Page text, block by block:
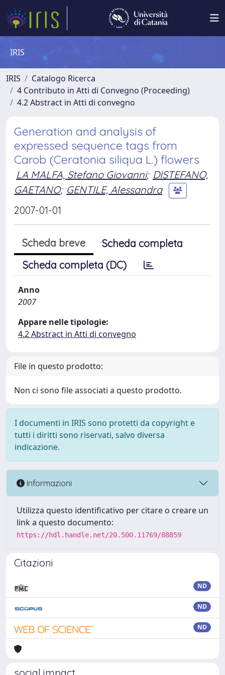
IRIS
IRIS
Catalogo Ricerca
4 Contributo in Atti di Convegno (Proceeding)
4.2 Abstract in Atti di convegno
Generation and analysis of
expressed sequence tags from
Carob (Ceratonia siliqua L.) flowers
LA MALFA, Stefano Giovanni; DISTEFANO,
GAETANO; GENTILE, Alessandra
2007-01-01
Scheda breve
Scheda completa
Scheda completa (DC)
Anno
2007
Appare nelle tipologie:
4.2 Abstract in Atti di convegno
File in questo prodotto:
Non ci sono file associati a questo prodotto.
I documenti in IRIS sono protetti da copyright e
tutti i diritti sono riservati, salvo diversa
indicazione.
Informazioni
Utilizza questo identificativo per citare o creare un
link a questo documento:
https://hdl.handle.net/20.500.11769/88859
Citazioni
ND
ND
ND